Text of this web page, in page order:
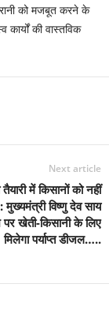
को मजबूत करने के
की वास्तविक
Next article
में किसानों को नहीं
: मुख्यमंत्री विष्णु देव साय
पर खेती-किसानी के लिए
मिलेगा पर्याप्त डीजल…..